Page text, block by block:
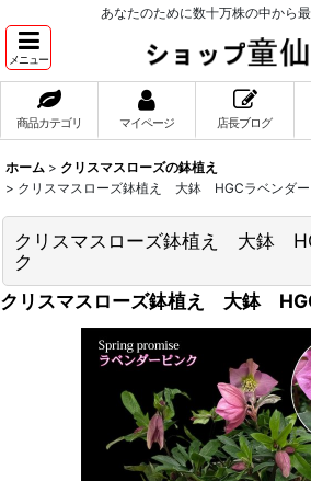
あなたのために数十万株の中から
メニュー
商品カテゴリ マイページ 店長ブログ
ホーム > クリスマスローズの鉢植え
> クリスマスローズ鉢植え 大鉢 HGCラベンダー
クリスマスローズ鉢植え 大鉢
ク
クリスマスローズ鉢植え 大鉢